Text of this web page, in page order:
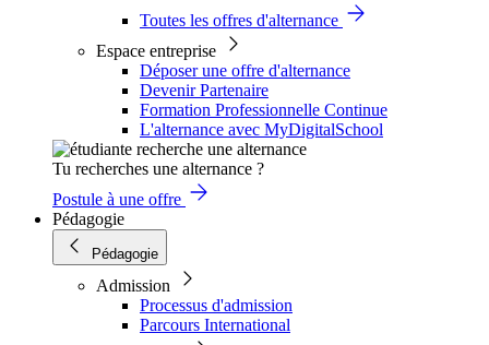
Toutes les offres d'alternance
Espace entreprise
Déposer une offre d'alternance
Devenir Partenaire
Formation Professionnelle Continue
L'alternance avec MyDigitalSchool
Tu recherches une alternance ?
Postule à une offre
Pédagogie
Pédagogie
Admission
Processus d'admission
Parcours International